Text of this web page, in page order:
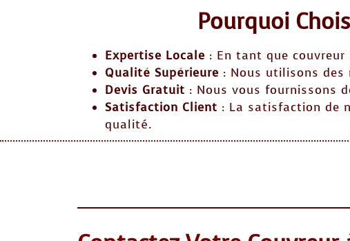
Pourquoi
Expertise Locale : En tant que
Qualité Supérieure : Nous utilisons
Devis Gratuit : Nous vous fournissons
Satisfaction Client : La satisfaction de
qualité.